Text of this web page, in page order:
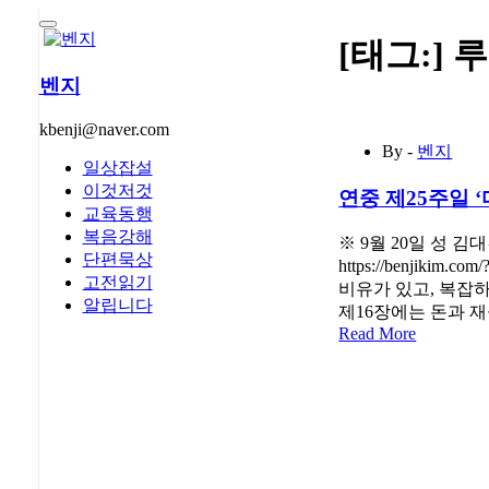
벤지
kbenji@naver.com
일상잡설
이것저것
교육동행
복음강해
단편묵상
고전읽기
알립니다
[태그:]
By - 벤지
연중 제25주일
※ 9월 20일 성 김
https://
비유가 있고, 복잡
제16장에는 돈과
Read More